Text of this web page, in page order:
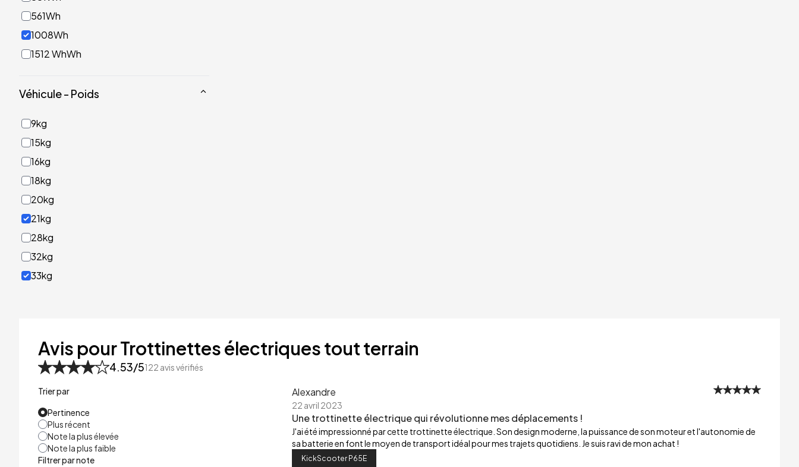
561Wh
1008Wh
1512 WhWh
Véhicule - Poids
9kg
15kg
16kg
18kg
20kg
21kg
28kg
32kg
33kg
53kg
Avis pour Trottinettes électriques tout terrain
4.53/5122 avis vérifiés
Trier par
Pertinence
Plus récent
Note la plus élevée
Note la plus faible
Filtrer par note
Alexandre
22 avril 2023
Une trottinette électrique qui révolutionne mes déplacements !
J'ai été impressionné par cette trottinette électrique. Son design moderne, la puissance de son moteur et l'autonomie de
sa batterie en font le moyen de transport idéal pour mes trajets quotidiens. Je suis ravi de mon achat !
KickScooter P65E